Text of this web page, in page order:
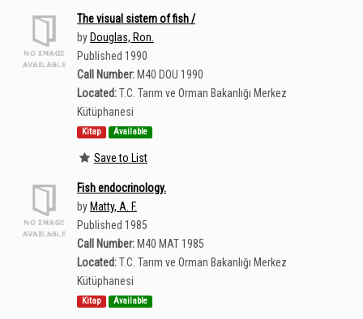
The visual sistem of fish /
by Douglas, Ron.
Published 1990
Call Number: M40 DOU 1990
Located:T.C. Tarım ve Orman Bakanlığı Merkez
Kütüphanesi
Kitap Available
Save to List
Fish endocrinology.
by Matty, A. F.
Published 1985
Call Number: M40 MAT 1985
Located:T.C. Tarım ve Orman Bakanlığı Merkez
Kütüphanesi
Kitap Available